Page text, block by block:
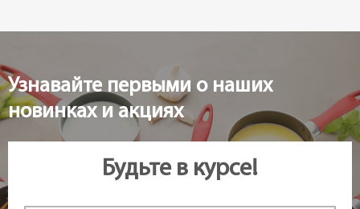
Узнавайте первыми о наших
новинках и акциях
Будьте в курсе!